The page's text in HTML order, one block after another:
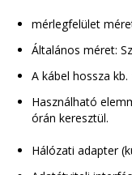
mérlegfelület
Általános méret:
A kábel hossza kb.
Használható
órán keresztül.
Hálózati adapter